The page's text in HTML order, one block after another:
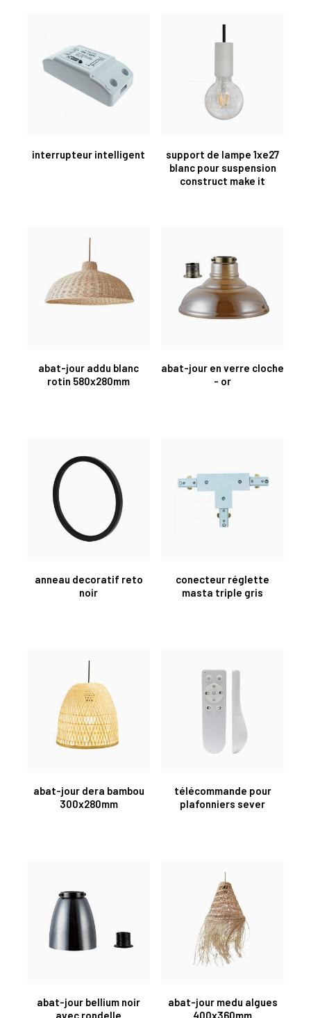
interrupteur intelligent
support de lampe 1xe27
blanc pour suspension
construct make it
abat-jour addu blanc
rotin 580x280mm
abat-jour en verre cloche
- or
anneau decoratif reto
noir
conecteur réglette
masta triple gris
abat-jour dera bambou
300x280mm
télécommande pour
plafonniers sever
abat-jour bellium noir
avec rondelle
abat-jour medu algues
400x360mm